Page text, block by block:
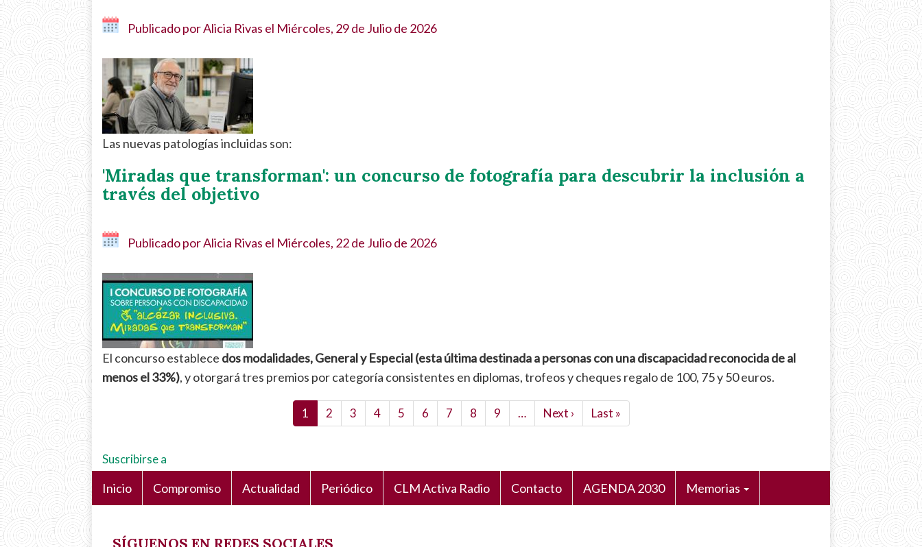
Publicado porAlicia Rivas el Miércoles, 29 de Julio de 2026
Las nuevas patologías incluidas son:
'Miradas que transforman': un concurso de fotografía para descubrir la inclusión a
través del objetivo
Publicado porAlicia Rivas el Miércoles, 22 de Julio de 2026
El concurso establece dos modalidades, General y Especial (esta última destinada a personas con una discapacidad reconocida de al
menos el 33%), y otorgará tres premios por categoría consistentes en diplomas, trofeos y cheques regalo de 100, 75 y 50 euros.
Página
actual
1 Page
2 Page
3 Page
4 Page
5 Page
6 Page
7 Page
8 Page
9 …
Siguiente
página
Next ›
Última
página
Last »
Suscribirse a
Navegación
principal
Inicio Compromiso Actualidad Periódico CLM Activa Radio Contacto AGENDA 2030 Memorias
SÍGUENOS EN REDES SOCIALES